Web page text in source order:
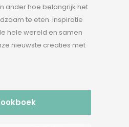
ander hoe belangrijk het
te eten. Inspiratie
hele wereld en samen
nieuwste creaties met